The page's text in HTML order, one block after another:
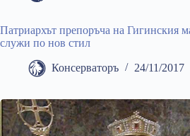
Патриархът препоръча на Гигинския
служи по нов стил
Консерваторъ 24/11/2017